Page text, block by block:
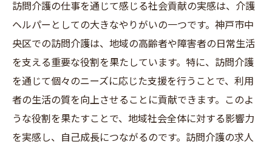
訪問介護の仕事を通じて感じる社会貢献の実感は、介護
ヘルパーとしての大きなやりがいの一つです。神戸市中
央区での訪問介護は、地域の高齢者や障害者の日常生活
を支える重要な役割を果たしています。特に、訪問介護
を通じて個々のニーズに応じた支援を行うことで、利用
者の生活の質を向上させることに貢献できます。このよ
うな役割を果たすことで、地域社会全体に対する影響力
を実感し、自己成長につながるのです。訪問介護の求人